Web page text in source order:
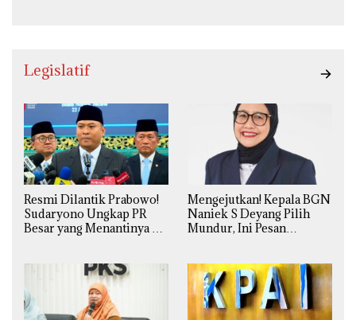
Legislatif
Resmi Dilantik Prabowo!
Sudaryono Ungkap PR
Besar yang Menantinya di
Mengejutkan! Kepala BGN
Naniek S Deyang Pilih
Mundur, Ini Pesan